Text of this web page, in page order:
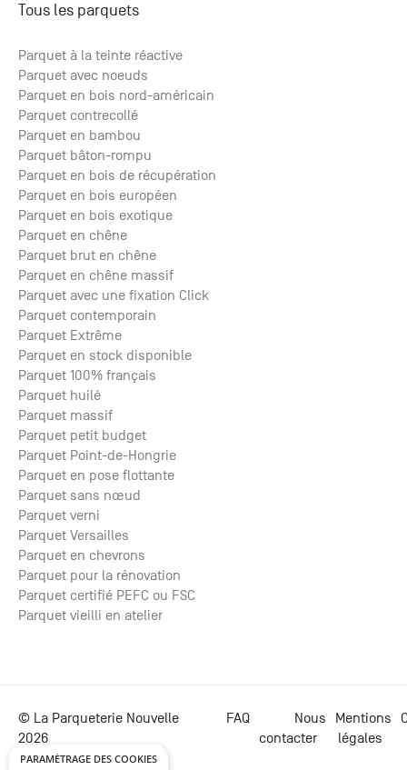
Tous les parquets
Parquet à la teinte réactive
Parquet avec noeuds
Parquet en bois nord-américain
Parquet contrecollé
Parquet en bambou
Parquet bâton-rompu
Parquet en bois de récupération
Parquet en bois européen
Parquet en bois exotique
Parquet en chêne
Parquet brut en chêne
Parquet en chêne massif
Parquet avec une fixation Click
Parquet contemporain
Parquet Extrême
Parquet en stock disponible
Parquet 100% français
Parquet huilé
Parquet massif
Parquet petit budget
Parquet Point-de-Hongrie
Parquet en pose flottante
Parquet sans nœud
Parquet verni
Parquet Versailles
Parquet en chevrons
Parquet pour la rénovation
Parquet certifié PEFC ou FSC
Parquet vieilli en atelier
© La Parqueterie Nouvelle
2026
FAQ
Nous
contacter
Mentions
légales
PARAMÉTRAGE DES COOKIES